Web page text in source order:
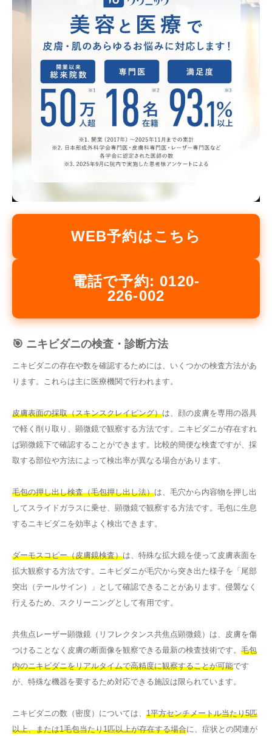
WEB予約はこちら
電話で予約: 0120-
226-002
🎯 ニキビダニの検査・診断方法
ニキビダニの存在や数を確認するためには、いくつかの検査方法があ
ります。これらは主に医療機関で行われます。
皮膚表面の採取（スキンスクレイピング）は、顔の皮膚を専用の器具
で軽く削り取り、顕微鏡で観察する方法です。ニキビダニが存在すれ
ば顕微鏡下で確認することができます。比較的簡便な検査ですが、採
取する部位や方法によって検出率が異なる場合があります。
毛包の押し出し検査（毛包押し出し法）は、毛穴から内容物を押し出
してスライドガラスに乗せ、顕微鏡で観察する方法です。毛包に生息
するニキビダニを効率よく検出できます。
ダーモスコピー（皮膚鏡検査）は、特殊な拡大鏡を使って皮膚表面を
拡大観察する方法です。ニキビダニが毛穴から突き出た様子を「尾部
突出（テールサイン）」として確認できることがあります。侵襲なく
行えるため、スクリーニングとして有用です。
共焦点レーザー顕微鏡（リフレクタンス共焦点顕微鏡）は、皮膚を傷
つけることなく皮膚の断面像を観察できる最新の検査技術です。 毛包
内のニキビダニをリアルタイムで高精度に観察することが可能です
が、特殊な機器を要するため対応できる施設は限られています。
ニキビダニの数（密度）については、 1平方センチメートル当たり5匹
以上、または1毛包当たり1匹以上が存在する場合に、症状との関連が